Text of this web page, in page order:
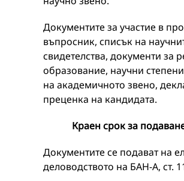
Документите за участие в
въпросник, списък на
свидетелства, документи
образование, научни
на академичното звено,
преценка на кандидата.
Краен срок за
Документите се подават на
деловодството на БАН-А, ст.